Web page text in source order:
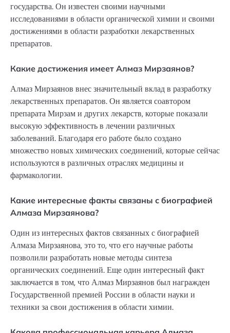
государства. Он известен своими научными
исследованиями в области органической химии и своими
достижениями в области разработки лекарственных
препаратов.
Какие достижения имеет Алмаз Мирзаянов?
Алмаз Мирзаянов внес значительный вклад в разработку
лекарственных препаратов. Он является соавтором
препарата Мирзам и других лекарств, которые показали
высокую эффективность в лечении различных
заболеваний. Благодаря его работе было создано
множество новых химических соединений, которые сейчас
используются в различных отраслях медицины и
фармакологии.
Какие интересные факты связаны с биографией
Алмаза Мирзаянова?
Один из интересных фактов связанных с биографией
Алмаза Мирзаянова, это то, что его научные работы
позволили разработать новые методы синтеза
органических соединений. Еще один интересный факт
заключается в том, что Алмаз Мирзаянов был награжден
Государственной премией России в области науки и
техники за свои достижения в области химии.